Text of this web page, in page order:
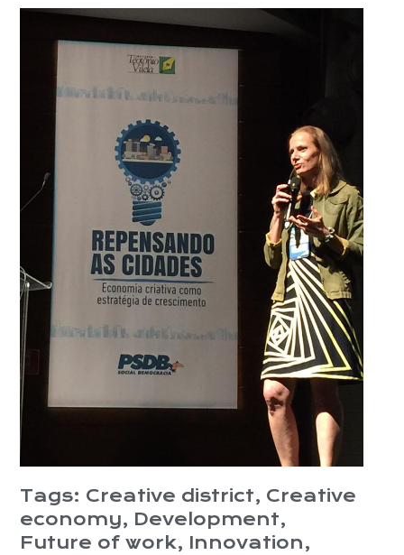
Tags: Creative district, Creative
economy, Development,
Future of work, Innovation,